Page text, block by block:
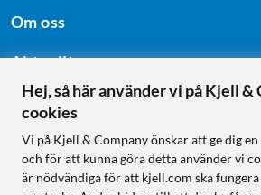
Om oss
Aktuellt
Följ oss
Hej, så här använder vi på Kjell &
cookies
Vi på Kjell & Company önskar att ge dig
och för att kunna göra detta använder vi
är nödvändiga för att kjell.com ska